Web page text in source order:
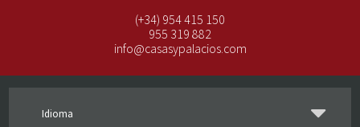
(+34) 954 415 150
955 319 882
info@casasypalacios.com
Idioma